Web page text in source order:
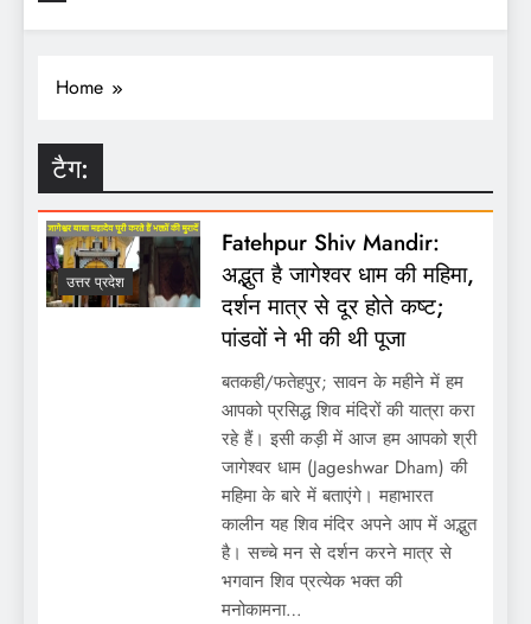
Home
टैग:
उत्तर प्रदेश
Fatehpur Shiv Mandir:
अद्भुत है जागेश्वर धाम की महिमा,
दर्शन मात्र से दूर होते कष्ट;
पांडवों ने भी की थी पूजा
बतकही/फतेहपुर; सावन के महीने में हम
आपको प्रसिद्ध शिव मंदिरों की यात्रा करा
रहे हैं। इसी कड़ी में आज हम आपको श्री
जागेश्वर धाम (Jageshwar Dham) की
महिमा के बारे में बताएंगे। महाभारत
कालीन यह शिव मंदिर अपने आप में अद्भुत
है। सच्चे मन से दर्शन करने मात्र से
भगवान शिव प्रत्येक भक्त की
मनोकामना…